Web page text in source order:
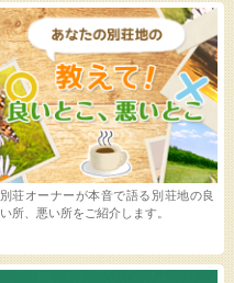
別荘オーナーが本音で語る別荘地の良
い所、悪い所をご紹介します。